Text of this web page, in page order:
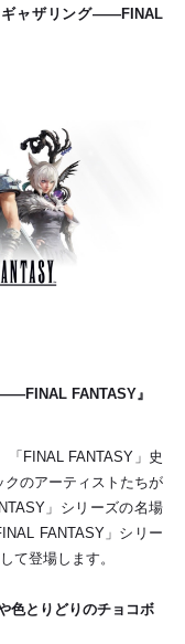
ギャザリング——FINAL
FANTASY』
FINAL FANTASY」史
クのアーティストたちが
」シリーズの名場
FANTASY」シリー
て登場します。
色とりどりのチョコボ